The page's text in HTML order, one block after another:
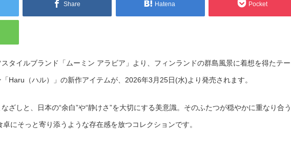
Share Hatena Pocket
タイルブランド「ムーミン アラビア」より、フィンランドの群島風景に着想を得たテ
Haru（ハル）」の新作アイテムが、2026年3月25日(水)より発売されます。
ざしと、日本の“余白”や“静けさ”を大切にする美意識。そのふたつが穏やかに重なり合う
卓にそっと寄り添うような存在感を放つコレクションです。